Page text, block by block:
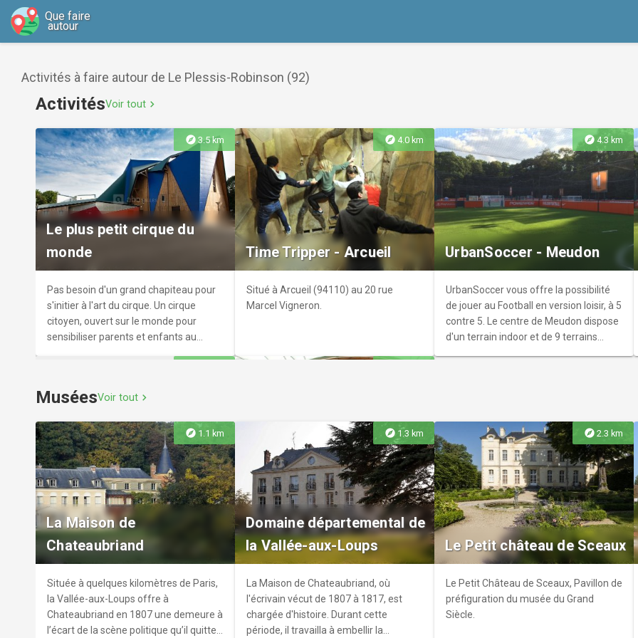
Que faire
autour
Activités à faire autour de Le Plessis-Robinson (92)
ActivitésVoir tout chevron_right
explore 3.5 km
Le plus petit cirque du
monde
Pas besoin d'un grand chapiteau pour
s'initier à l'art du cirque. Un cirque
citoyen, ouvert sur le monde pour
sensibiliser parents et enfants au
explore 4.0 km
Time Tripper - Arcueil
Situé à Arcueil (94110) au 20 rue
Marcel Vigneron.
explore 4.3 km
UrbanSoccer - Meudon
UrbanSoccer vous offre la possibilité
de jouer au Football en version loisir, à 5
contre 5. Le centre de Meudon dispose
d'un terrain indoor et de 9 terrains
The Game
Situé à Paris (75005) au 51 Rue du
Cardinal Lemoine.
Piscine de Villaine
La piscine de Villaine vous propose un
bassin de 25m.
MuséesVoir tout chevron_right
explore 1.1 km
La Maison de
Chateaubriand
Située à quelques kilomètres de Paris,
la Vallée-aux-Loups offre à
Chateaubriand en 1807 une demeure à
l’écart de la scène politique qu’il quitte
explore 1.3 km
Domaine départemental de
la Vallée-aux-Loups
La Maison de Chateaubriand, où
l'écrivain vécut de 1807 à 1817, est
chargée d'histoire. Durant cette
période, il travailla à embellir la
explore 2.3 km
Le Petit château de Sceaux
Le Petit Château de Sceaux, Pavillon de
préfiguration du musée du Grand
Siècle.